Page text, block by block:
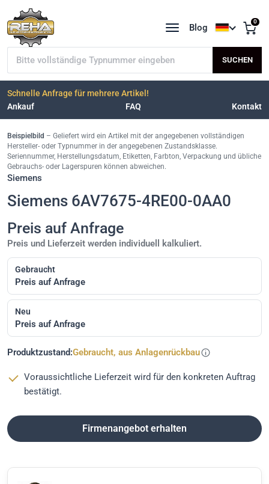
Typnummer suchen SUCHEN
Blog
Sprache
0
Schnelle Anfrage für mehrere Artikel!
Ankauf
FAQ Kontakt
Beispielbild – Geliefert wird ein Artikel mit der angegebenen vollständigen
Hersteller- oder Typnummer in der angegebenen Zustandsklasse.
Seriennummer, Herstellungsdatum, Etiketten, Farbton, Verpackung und übliche
Gebrauchs- oder Lagerspuren können abweichen.
Siemens
Siemens 6AV7675-4RE00-0AA0
Preis auf Anfrage
Preis und Lieferzeit werden individuell kalkuliert.
Gebraucht
Preis auf Anfrage
Neu
Preis auf Anfrage
Produktzustand:Gebraucht, aus Anlagenrückbau
Voraussichtliche Lieferzeit wird für den konkreten Auftrag
bestätigt.
Firmenangebot erhalten